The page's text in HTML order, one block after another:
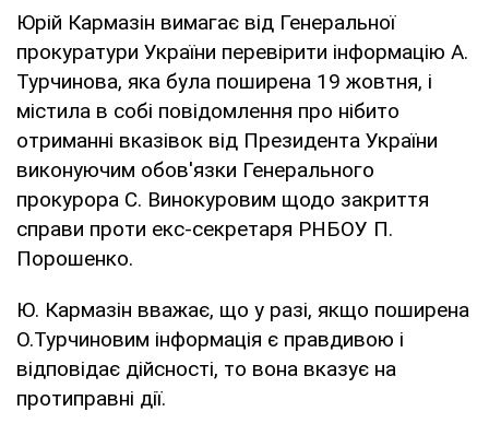
Юрій Кармазін вимагає від Генеральної
прокуратури України перевірити інформацію А.
Турчинова, яка була поширена 19 жовтня, і
містила в собі повідомлення про нібито
отриманні вказівок від Президента України
виконуючим обов'язки Генерального
прокурора С. Винокуровим щодо закриття
справи проти екс-секретаря РНБОУ П.
Порошенко.
Ю. Кармазін вважає, що у разі, якщо поширена
О.Турчиновим інформація є правдивою і
відповідає дійсності, то вона вказує на
протиправні дії.